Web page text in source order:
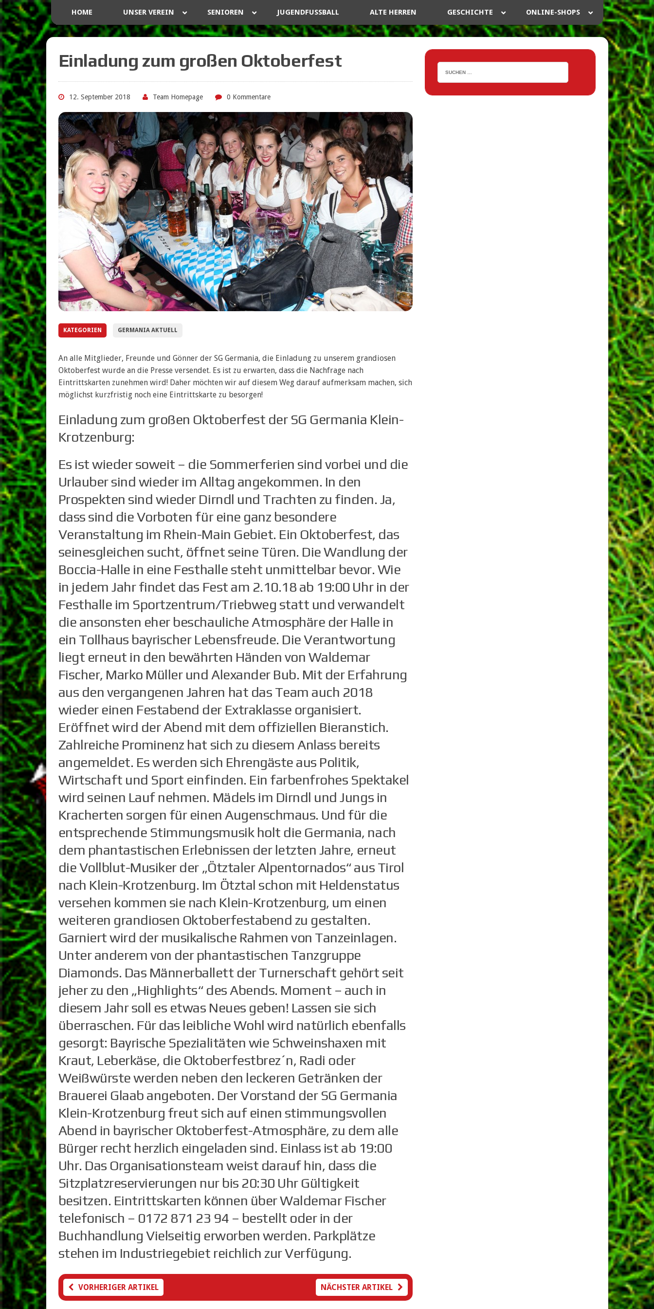
HOME UNSER VEREIN SENIOREN JUGENDFUSSBALL ALTE HERREN GESCHICHTE ONLINE-SHOPS
Einladung zum großen Oktoberfest
12. September 2018 Team Homepage 0 Kommentare
KATEGORIEN GERMANIA AKTUELL
An alle Mitglieder, Freunde und Gönner der SG Germania, die Einladung zu unserem grandiosen
Oktoberfest wurde an die Presse versendet. Es ist zu erwarten, dass die Nachfrage nach
Eintrittskarten zunehmen wird! Daher möchten wir auf diesem Weg darauf aufmerksam machen, sich
möglichst kurzfristig noch eine Eintrittskarte zu besorgen!
Einladung zum großen Oktoberfest der SG Germania Klein-
Krotzenburg:
Es ist wieder soweit – die Sommerferien sind vorbei und die
Urlauber sind wieder im Alltag angekommen. In den
Prospekten sind wieder Dirndl und Trachten zu finden. Ja,
dass sind die Vorboten für eine ganz besondere
Veranstaltung im Rhein-Main Gebiet. Ein Oktoberfest, das
seinesgleichen sucht, öffnet seine Türen. Die Wandlung der
Boccia-Halle in eine Festhalle steht unmittelbar bevor. Wie
in jedem Jahr findet das Fest am 2.10.18 ab 19:00 Uhr in der
Festhalle im Sportzentrum/Triebweg statt und verwandelt
die ansonsten eher beschauliche Atmosphäre der Halle in
ein Tollhaus bayrischer Lebensfreude. Die Verantwortung
liegt erneut in den bewährten Händen von Waldemar
Fischer, Marko Müller und Alexander Bub. Mit der Erfahrung
aus den vergangenen Jahren hat das Team auch 2018
wieder einen Festabend der Extraklasse organisiert.
Eröffnet wird der Abend mit dem offiziellen Bieranstich.
Zahlreiche Prominenz hat sich zu diesem Anlass bereits
angemeldet. Es werden sich Ehrengäste aus Politik,
Wirtschaft und Sport einfinden. Ein farbenfrohes Spektakel
wird seinen Lauf nehmen. Mädels im Dirndl und Jungs in
Kracherten sorgen für einen Augenschmaus. Und für die
entsprechende Stimmungsmusik holt die Germania, nach
dem phantastischen Erlebnissen der letzten Jahre, erneut
die Vollblut-Musiker der „Ötztaler Alpentornados“ aus Tirol
nach Klein-Krotzenburg. Im Ötztal schon mit Heldenstatus
versehen kommen sie nach Klein-Krotzenburg, um einen
weiteren grandiosen Oktoberfestabend zu gestalten.
Garniert wird der musikalische Rahmen von Tanzeinlagen.
Unter anderem von der phantastischen Tanzgruppe
Diamonds. Das Männerballett der Turnerschaft gehört seit
jeher zu den „Highlights“ des Abends. Moment – auch in
diesem Jahr soll es etwas Neues geben! Lassen sie sich
überraschen. Für das leibliche Wohl wird natürlich ebenfalls
gesorgt: Bayrische Spezialitäten wie Schweinshaxen mit
Kraut, Leberkäse, die Oktoberfestbrez´n, Radi oder
Weißwürste werden neben den leckeren Getränken der
Brauerei Glaab angeboten. Der Vorstand der SG Germania
Klein-Krotzenburg freut sich auf einen stimmungsvollen
Abend in bayrischer Oktoberfest-Atmosphäre, zu dem alle
Bürger recht herzlich eingeladen sind. Einlass ist ab 19:00
Uhr. Das Organisationsteam weist darauf hin, dass die
Sitzplatzreservierungen nur bis 20:30 Uhr Gültigkeit
besitzen. Eintrittskarten können über Waldemar Fischer
telefonisch – 0172 871 23 94 – bestellt oder in der
Buchhandlung Vielseitig erworben werden. Parkplätze
stehen im Industriegebiet reichlich zur Verfügung.
VORHERIGER ARTIKEL NÄCHSTER ARTIKEL